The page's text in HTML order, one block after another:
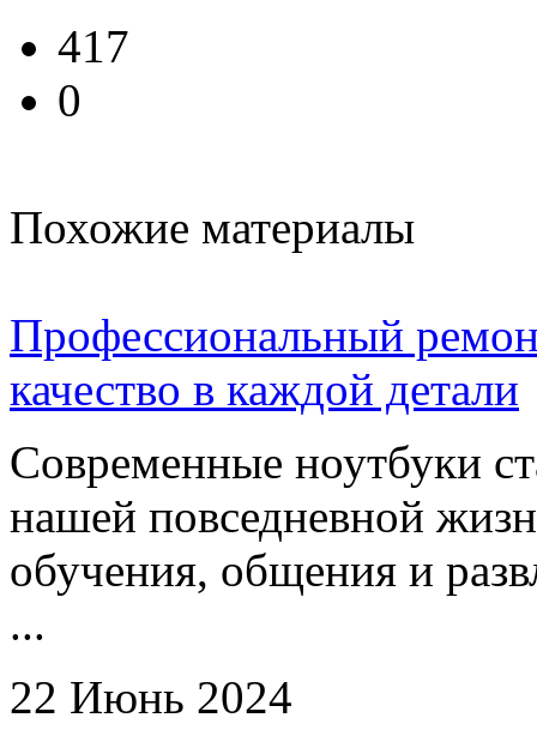
417
0
Похожие материалы
Профессиональный
качество в каждой детали
Современные ноутбуки
нашей повседневной
обучения, общения и
...
22 Июнь 2024